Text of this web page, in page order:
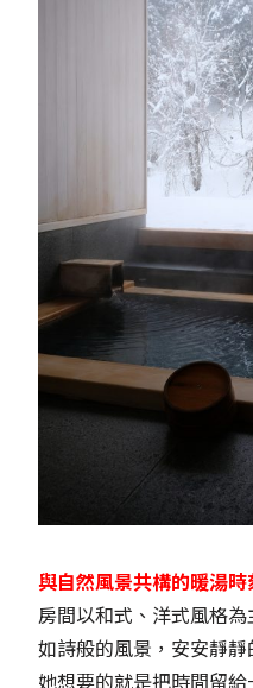
與自然風景共構的暖湯時
房間以和式、洋式風格
如詩般的風景，安安靜靜
她想要的就是把時間留